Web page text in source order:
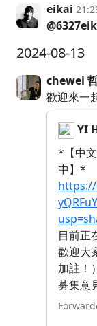
eikai
2024-08-13
chewei
歡迎來一
YI
*【中
中】*
目前正
歡迎大
加註！）
募集意